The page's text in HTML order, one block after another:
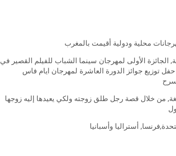
محلية ودولية أقيمت بالمغرب
الجائزة الأولى لمهرجان سينما الشباب للفيلم القصير في
توزيع جوائز الدورة العاشرة لمهرجان ايام فاس
من خلال قصة رجل طلق زوجته ولكي يعيدها إليه زوجها
أستراليا وأسبانيا